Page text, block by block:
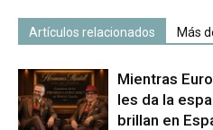
Artículos relacionados Más
Mientras
les da la
brillan en